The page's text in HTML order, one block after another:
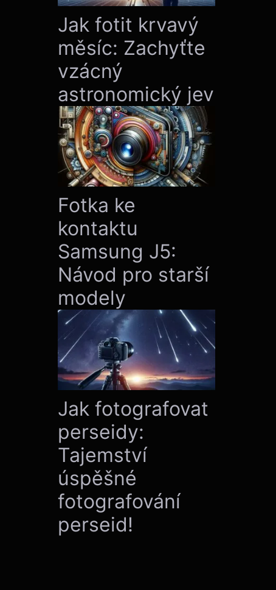
Jak fotit krvavý
měsíc: Zachyťte
vzácný
astronomický jev
Fotka ke
kontaktu
Samsung J5:
Návod pro starší
modely
Jak fotografovat
perseidy:
Tajemství
úspěšné
fotografování
perseid!